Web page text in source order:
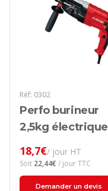
Réf: 0302
Perfo burineur
2,5kg électrique
18,7€/ jour HT
Soit 22,44€ / jour TTC
Demander un devis